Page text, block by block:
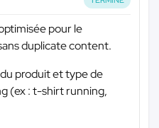
pour le
duplicate content.
produit et type de
(ex : t-shirt running,